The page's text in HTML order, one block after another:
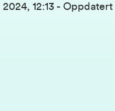
12:13 - Oppdatert